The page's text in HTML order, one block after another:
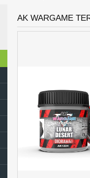
AK WARGAME